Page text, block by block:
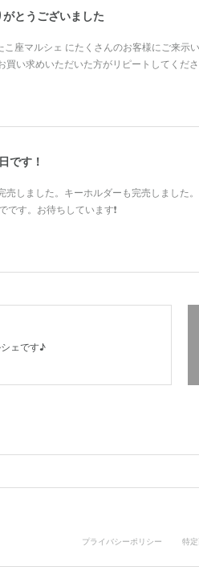
とうございました
こ座マルシェ にたくさんのお客様にご来示
買い求めいただいた方がリピートしてくだ
です！
売しました。キーホルダーも完売しました
です。お待ちしています❗
ェです♪
プライバシーポリシー 特